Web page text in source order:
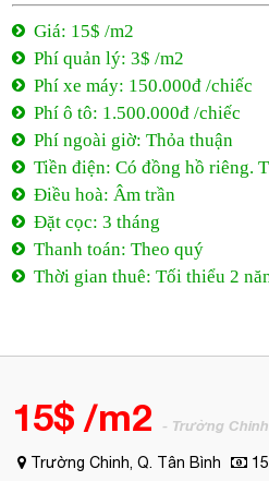
Giá: 15$ /m2
Phí quản lý: 3$ /m2
Phí xe máy: 150.000đ /chiếc
Phí ô tô: 1.500.000đ /chiếc
Phí ngoài giờ: Thỏa thuận
Tiền điện: Có đồng hồ riêng.
Điều hoà: Âm trần
Đặt cọc: 3 tháng
Thanh toán: Theo quý
Thời gian thuê: Tối thiểu 2
15$ /m2 - Trường Chinh
Trường Chinh, Q. Tân Bình